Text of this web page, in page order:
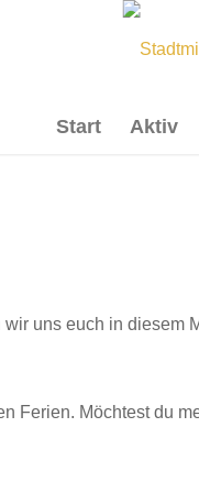
Start Aktiv
uns euch in diesem
Ferien. Möchtest du